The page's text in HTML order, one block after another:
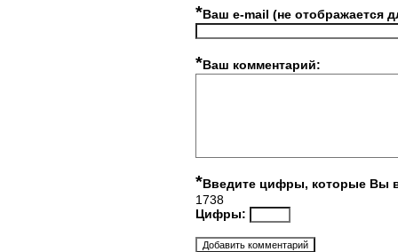
*Ваш e-mail (не отображается
*Ваш комментарий:
*Введите цифры, которые Вы
1738
Цифры: